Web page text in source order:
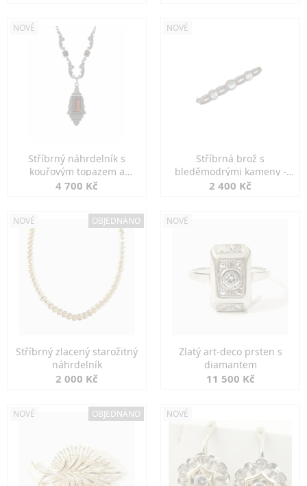
NOVÉ
Stříbrný náhrdelník s
kouřovým topazem a
markazity
4 700 Kč
NOVÉ
Stříbrná brož s
bleděmodrými kameny -
jemná elegance
2 400 Kč
NOVÉ OBJEDNÁNO
Stříbrný zlacený starožitný
náhrdelník
2 000 Kč
NOVÉ
Zlatý art-deco prsten s
diamantem
11 500 Kč
NOVÉ OBJEDNÁNO NOVÉ